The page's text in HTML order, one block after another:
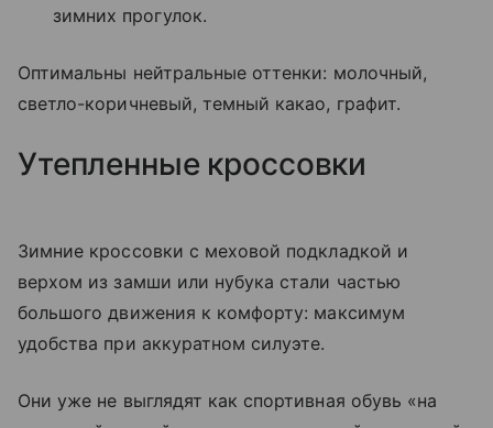
зимних прогулок.
Оптимальны нейтральные оттенки: молочный,
светло-коричневый, темный какао, графит.
Утепленные кроссовки
Зимние кроссовки с меховой подкладкой и
верхом из замши или нубука стали частью
большого движения к комфорту: максимум
удобства при аккуратном силуэте.
Они уже не выглядят как спортивная обувь «на